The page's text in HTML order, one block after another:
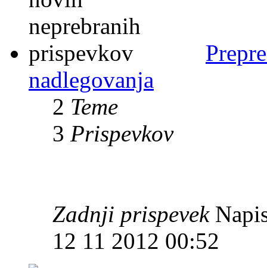
nadlegovanja
2 Teme
3 Prispevkov
Zadnji prispevek
12 11 2012 00:52